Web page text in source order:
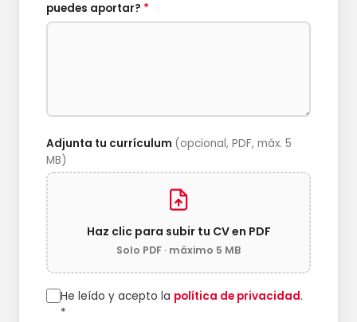
puedes aportar? *
Adjunta tu currículum (opcional, PDF, máx. 5
MB)
Haz clic para subir tu CV en PDF
Solo PDF · máximo 5 MB
He leído y acepto la política de privacidad.
*